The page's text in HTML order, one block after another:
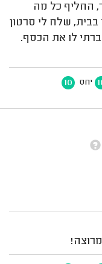
החליף כל מה
שלח לי סרטון
לו את הכסף.
יחס 10